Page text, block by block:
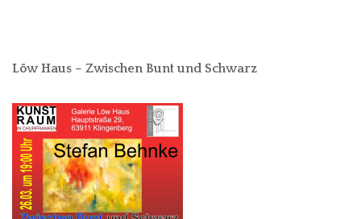
Löw Haus – Zwischen Bunt und Schwarz